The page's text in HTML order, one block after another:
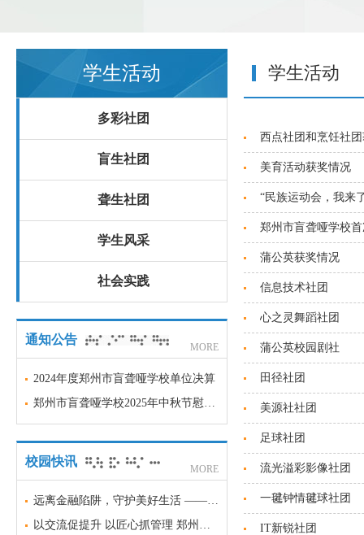
学生活动
多彩社团
盲生社团
聋生社团
学生风采
社会实践
通知公告
MORE
2024年度郑州市盲聋哑学校单位决算
郑州市盲聋哑学校2025年中秋节慰问品项目采购意向
校园快讯
MORE
远离金融陷阱，守护美好生活 —— 郑州市盲聋哑学校金融安全科普宣传
以交流促提升 以匠心抓管理 郑州市盲聋哑学校召开班主任经验交流会
学生活动
西点社团和烹饪社
美育活动获奖情况
“民族运动会，我来
郑州市盲聋哑学校
蒲公英获奖情况
信息技术社团
心之灵舞蹈社团
蒲公英校园剧社
田径社团
美源社社团
足球社团
流光溢彩影像社团
一毽钟情毽球社团
IT新锐社团